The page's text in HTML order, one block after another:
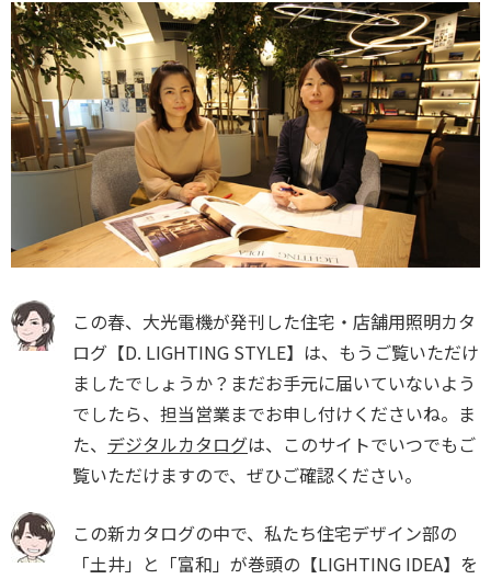
この春、大光電機が発刊した住宅・店舗用照明カタ
ログ【D. LIGHTING STYLE】は、もうご覧いただけ
ましたでしょうか？まだお手元に届いていないよう
でしたら、担当営業までお申し付けくださいね。ま
た、 デジタルカタログは、このサイトでいつでもご
覧いただけますので、ぜひご確認ください。
この新カタログの中で、私たち住宅デザイン部の
「土井」と「富和」が巻頭の【LIGHTING IDEA】を